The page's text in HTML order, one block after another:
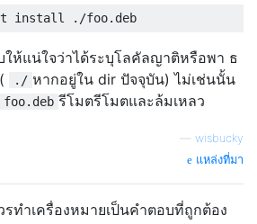
ให้แน่ใจว่าได้ระบุโลคัลญาติหรือพา ธ
./ หากอยู่ใน dir ปัจจุบัน) ไม่เช่นนั้น
foo.deb รีโมตรีโมตและล้มเหลว
wisbucky
แหล่งที่มา
รทำเครื่องหมายเป็นคำตอบที่ถูกต้อง